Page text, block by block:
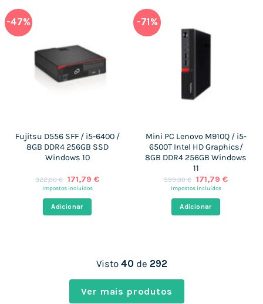
-47%
Fujitsu D556 SFF / i5-6400 /
8GB DDR4 256GB SSD
Windows 10
322,00€ O
preço
era:
322,00 €.
171,79 €O
impostos incluídos
Adicionar
-71%
Mini PC Lenovo M910Q / i5-
6500T Intel HD Graphics/
8GB DDR4 256GB Windows
11
599,00€ O
preço
era:
599,00 €.
171,79 €O
impostos incluídos
Adicionar
Visto 40 de 292
Ver mais produtos